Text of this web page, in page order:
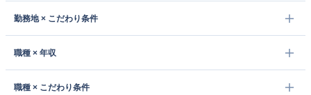
勤務地 × こだわり条件
職種 × 年収
職種 × こだわり条件